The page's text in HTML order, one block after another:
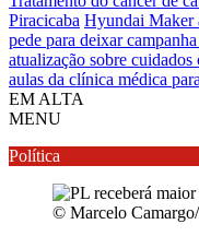
Piracicaba Hyundai Maker
pede para deixar
atualização sobre
aulas da clínica médica
EM ALTA
MENU
Política
© Marcelo